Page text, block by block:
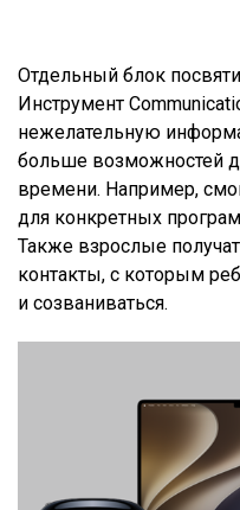
Отдельный блок
Инструмент
нежелательную
больше возможностей
времени. Например,
для конкретных
Также взрослые
контакты, с которым
и созваниваться.